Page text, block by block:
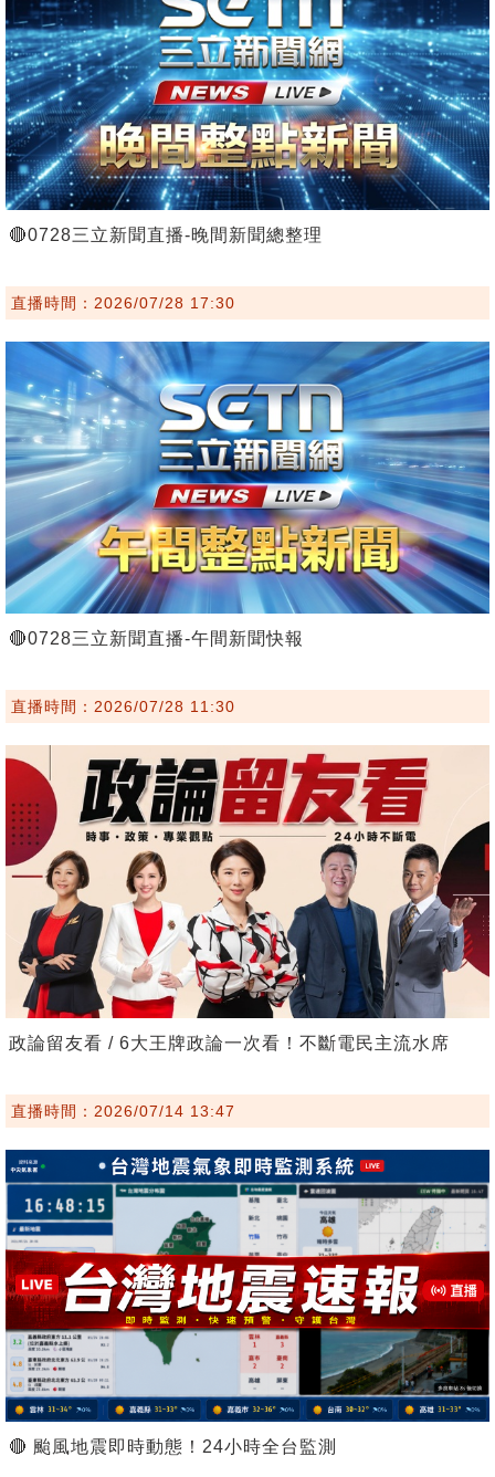
🔴0728三立新聞直播-晚間新聞總整理
直播時間：2026/07/28 17:30
🔴0728三立新聞直播-午間新聞快報
直播時間：2026/07/28 11:30
政論留友看 / 6大王牌政論一次看！不斷電民主流水席
直播時間：2026/07/14 13:47
🔴 颱風地震即時動態！24小時全台監測